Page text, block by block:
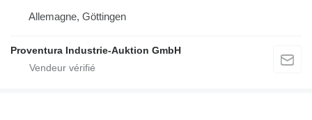
Allemagne, Göttingen
Proventura Industrie-Auktion GmbH